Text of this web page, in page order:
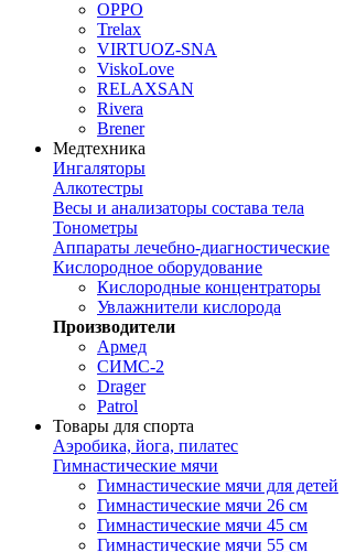
OPPO
Trelax
VIRTUOZ-SNA
ViskoLove
RELAXSAN
Rivera
Brener
Медтехника
Ингаляторы
Алкотестры
Весы и анализаторы состава тела
Тонометры
Аппараты лечебно-диагностические
Кислородное оборудование
Кислородные концентраторы
Увлажнители кислорода
Производители
Армед
СИМС-2
Drager
Patrol
Товары для спорта
Аэробика, йога, пилатес
Гимнастические мячи
Гимнастические мячи для детей
Гимнастические мячи 26 см
Гимнастические мячи 45 см
Гимнастические мячи 55 см